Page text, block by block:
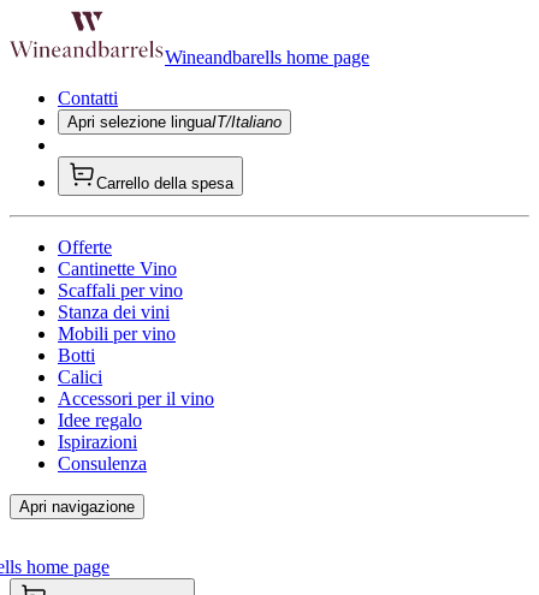
Wineandbarells home page
Contatti
Apri selezione linguaIT/Italiano
Carrello della spesa
Offerte
Cantinette Vino
Scaffali per vino
Stanza dei vini
Mobili per vino
Botti
Calici
Accessori per il vino
Idee regalo
Ispirazioni
Consulenza
Apri navigazione
home page